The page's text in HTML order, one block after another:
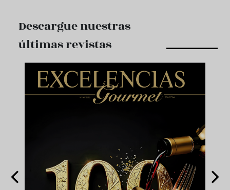
Descargue nuestras
últimas revistas